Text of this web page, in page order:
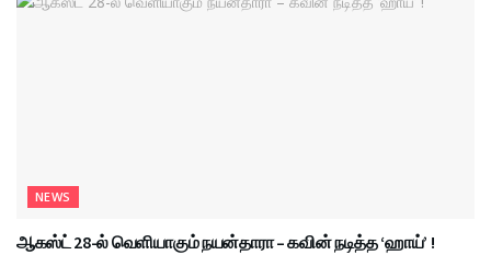
NEWS
ஆகஸ்ட் 28-ல் வெளியாகும் நயன்தாரா – கவின் நடித்த ‘ஹாய்’ !